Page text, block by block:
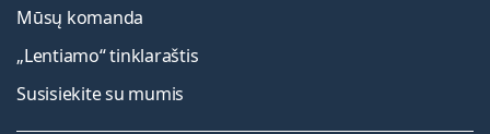
Mūsų komanda
„Lentiamo“ tinklaraštis
Susisiekite su mumis